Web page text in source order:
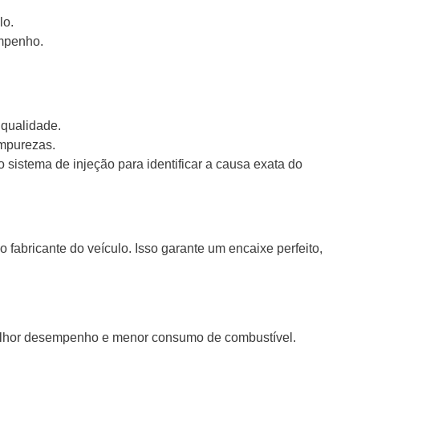
de injeção para identificar a causa exata do
do veículo. Isso garante um encaixe perfeito,
desempenho e menor consumo de combustível.